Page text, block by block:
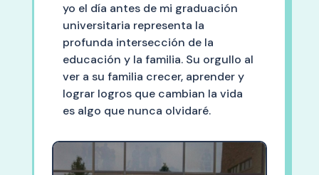
yo el día antes de mi graduación
universitaria representa la
profunda intersección de la
educación y la familia. Su orgullo al
ver a su familia crecer, aprender y
lograr logros que cambian la vida
es algo que nunca olvidaré.